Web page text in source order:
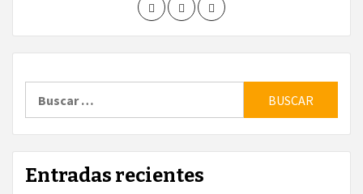
Entradas recientes